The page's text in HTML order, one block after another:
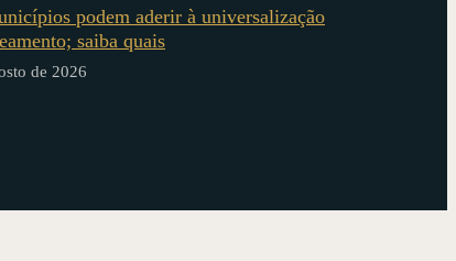
podem aderir à universalização
saiba quais
de 2026